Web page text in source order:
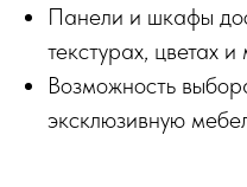
Панели и шкафы
текстурах, цветах
Возможность
эксклюзивную